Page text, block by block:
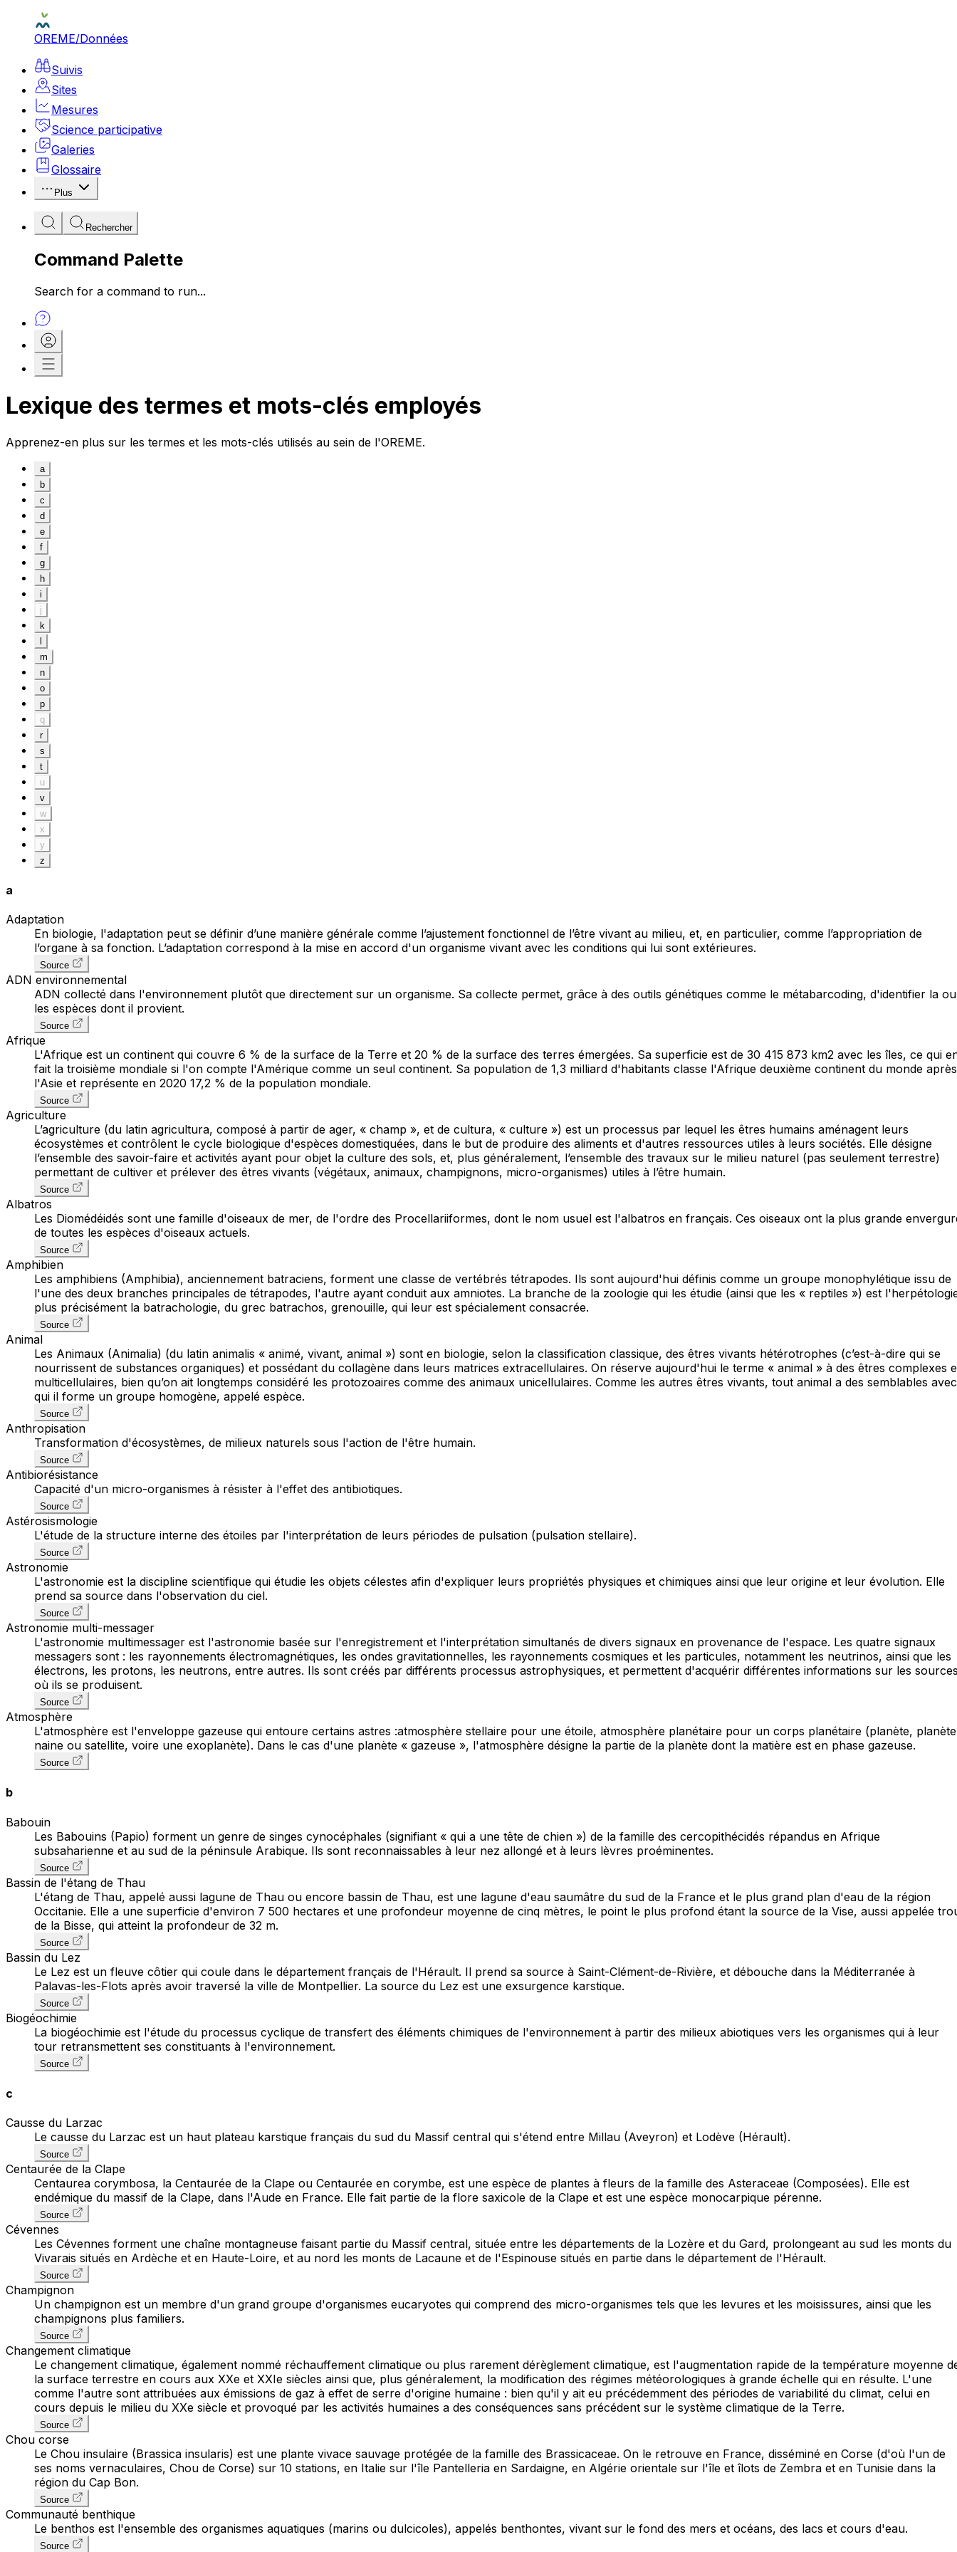
OREME/Données
Suivis
Sites
Mesures
Science participative
Galeries
Glossaire
Plus
Rechercher
Command Palette
Search for a command to run...
Lexique des termes et mots-clés employés
Apprenez-en plus sur les termes et les mots-clés utilisés au sein de l'OREME.
a
b
c
d
e
f
g
h
i
j
k
l
m
n
o
p
q
r
s
t
u
v
w
x
y
z
a
Adaptation
En biologie, l'adaptation peut se définir d’une manière générale comme l’ajustement fonctionnel de l’être vivant au milieu, et, en particulier, comme l’appropriation de
l’organe à sa fonction. L’adaptation correspond à la mise en accord d'un organisme vivant avec les conditions qui lui sont extérieures.
Source
ADN environnemental
ADN collecté dans l'environnement plutôt que directement sur un organisme. Sa collecte permet, grâce à des outils génétiques comme le métabarcoding, d'identifier la ou
les espèces dont il provient.
Source
Afrique
L'Afrique est un continent qui couvre 6 % de la surface de la Terre et 20 % de la surface des terres émergées. Sa superficie est de 30 415 873 km2 avec les îles, ce qui
fait la troisième mondiale si l'on compte l'Amérique comme un seul continent. Sa population de 1,3 milliard d'habitants classe l'Afrique deuxième continent du monde après
l'Asie et représente en 2020 17,2 % de la population mondiale.
Source
Agriculture
L’agriculture (du latin agricultura, composé à partir de ager, « champ », et de cultura, « culture ») est un processus par lequel les êtres humains aménagent leurs
écosystèmes et contrôlent le cycle biologique d'espèces domestiquées, dans le but de produire des aliments et d'autres ressources utiles à leurs sociétés. Elle désigne
l’ensemble des savoir-faire et activités ayant pour objet la culture des sols, et, plus généralement, l’ensemble des travaux sur le milieu naturel (pas seulement terrestre)
permettant de cultiver et prélever des êtres vivants (végétaux, animaux, champignons, micro-organismes) utiles à l’être humain.
Source
Albatros
Les Diomédéidés sont une famille d'oiseaux de mer, de l'ordre des Procellariiformes, dont le nom usuel est l'albatros en français. Ces oiseaux ont la plus grande
de toutes les espèces d'oiseaux actuels.
Source
Amphibien
Les amphibiens (Amphibia), anciennement batraciens, forment une classe de vertébrés tétrapodes. Ils sont aujourd'hui définis comme un groupe monophylétique issu de
l'une des deux branches principales de tétrapodes, l'autre ayant conduit aux amniotes. La branche de la zoologie qui les étudie (ainsi que les « reptiles ») est
plus précisément la batrachologie, du grec batrachos, grenouille, qui leur est spécialement consacrée.
Source
Animal
Les Animaux (Animalia) (du latin animalis « animé, vivant, animal ») sont en biologie, selon la classification classique, des êtres vivants hétérotrophes (c’est-à-dire qui se
nourrissent de substances organiques) et possédant du collagène dans leurs matrices extracellulaires. On réserve aujourd'hui le terme « animal » à des êtres complexes
multicellulaires, bien qu’on ait longtemps considéré les protozoaires comme des animaux unicellulaires. Comme les autres êtres vivants, tout animal a des semblables avec
qui il forme un groupe homogène, appelé espèce.
Source
Anthropisation
Transformation d'écosystèmes, de milieux naturels sous l'action de l'être humain.
Source
Antibiorésistance
Capacité d'un micro-organismes à résister à l'effet des antibiotiques.
Source
Astérosismologie
L'étude de la structure interne des étoiles par l'interprétation de leurs périodes de pulsation (pulsation stellaire).
Source
Astronomie
L'astronomie est la discipline scientifique qui étudie les objets célestes afin d'expliquer leurs propriétés physiques et chimiques ainsi que leur origine et leur évolution. Elle
prend sa source dans l'observation du ciel.
Source
Astronomie multi-messager
L'astronomie multimessager est l'astronomie basée sur l'enregistrement et l'interprétation simultanés de divers signaux en provenance de l'espace. Les quatre signaux
messagers sont : les rayonnements électromagnétiques, les ondes gravitationnelles, les rayonnements cosmiques et les particules, notamment les neutrinos, ainsi que les
électrons, les protons, les neutrons, entre autres. Ils sont créés par différents processus astrophysiques, et permettent d'acquérir différentes informations sur les
où ils se produisent.
Source
Atmosphère
L'atmosphère est l'enveloppe gazeuse qui entoure certains astres :atmosphère stellaire pour une étoile, atmosphère planétaire pour un corps planétaire (planète, planète
naine ou satellite, voire une exoplanète). Dans le cas d'une planète « gazeuse », l'atmosphère désigne la partie de la planète dont la matière est en phase gazeuse.
Source
b
Babouin
Les Babouins (Papio) forment un genre de singes cynocéphales (signifiant « qui a une tête de chien ») de la famille des cercopithécidés répandus en Afrique
subsaharienne et au sud de la péninsule Arabique. Ils sont reconnaissables à leur nez allongé et à leurs lèvres proéminentes.
Source
Bassin de l'étang de Thau
L'étang de Thau, appelé aussi lagune de Thau ou encore bassin de Thau, est une lagune d'eau saumâtre du sud de la France et le plus grand plan d'eau de la région
Occitanie. Elle a une superficie d'environ 7 500 hectares et une profondeur moyenne de cinq mètres, le point le plus profond étant la source de la Vise, aussi appelée
de la Bisse, qui atteint la profondeur de 32 m.
Source
Bassin du Lez
Le Lez est un fleuve côtier qui coule dans le département français de l'Hérault. Il prend sa source à Saint-Clément-de-Rivière, et débouche dans la Méditerranée à
Palavas-les-Flots après avoir traversé la ville de Montpellier. La source du Lez est une exsurgence karstique.
Source
Biogéochimie
La biogéochimie est l'étude du processus cyclique de transfert des éléments chimiques de l'environnement à partir des milieux abiotiques vers les organismes qui à leur
tour retransmettent ses constituants à l'environnement.
Source
c
Causse du Larzac
Le causse du Larzac est un haut plateau karstique français du sud du Massif central qui s'étend entre Millau (Aveyron) et Lodève (Hérault).
Source
Centaurée de la Clape
Centaurea corymbosa, la Centaurée de la Clape ou Centaurée en corymbe, est une espèce de plantes à fleurs de la famille des Asteraceae (Composées). Elle est
endémique du massif de la Clape, dans l'Aude en France. Elle fait partie de la flore saxicole de la Clape et est une espèce monocarpique pérenne.
Source
Cévennes
Les Cévennes forment une chaîne montagneuse faisant partie du Massif central, située entre les départements de la Lozère et du Gard, prolongeant au sud les monts du
Vivarais situés en Ardèche et en Haute-Loire, et au nord les monts de Lacaune et de l'Espinouse situés en partie dans le département de l'Hérault.
Source
Champignon
Un champignon est un membre d'un grand groupe d'organismes eucaryotes qui comprend des micro-organismes tels que les levures et les moisissures, ainsi que les
champignons plus familiers.
Source
Changement climatique
Le changement climatique, également nommé réchauffement climatique ou plus rarement dérèglement climatique, est l'augmentation rapide de la température moyenne
la surface terrestre en cours aux XXe et XXIe siècles ainsi que, plus généralement, la modification des régimes météorologiques à grande échelle qui en résulte. L'une
comme l'autre sont attribuées aux émissions de gaz à effet de serre d'origine humaine : bien qu'il y ait eu précédemment des périodes de variabilité du climat, celui en
cours depuis le milieu du XXe siècle et provoqué par les activités humaines a des conséquences sans précédent sur le système climatique de la Terre.
Source
Chou corse
Le Chou insulaire (Brassica insularis) est une plante vivace sauvage protégée de la famille des Brassicaceae. On le retrouve en France, disséminé en Corse (d'où l'un de
ses noms vernaculaires, Chou de Corse) sur 10 stations, en Italie sur l'île Pantelleria en Sardaigne, en Algérie orientale sur l'île et îlots de Zembra et en Tunisie dans la
région du Cap Bon.
Source
Communauté benthique
Le benthos est l'ensemble des organismes aquatiques (marins ou dulcicoles), appelés benthontes, vivant sur le fond des mers et océans, des lacs et cours d'eau.
Source